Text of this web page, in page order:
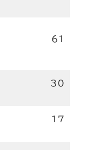
61
30
17